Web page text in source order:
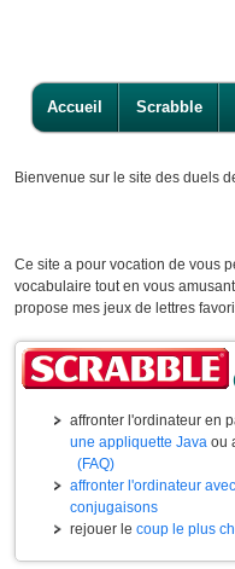
Accueil Scrabble
Bienvenue sur le site des duels
Ce site a pour vocation de vous
vocabulaire tout en vous
propose mes jeux de lettres
affronter l'ordinateur en
une appliquette Java ou
(FAQ)
affronter l'ordinateur
conjugaisons
rejouer le coup le plus